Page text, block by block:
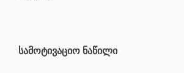
სამოტივაციო ნაწილი